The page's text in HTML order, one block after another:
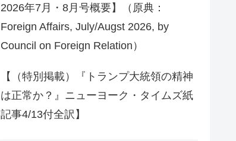
2026年7月・8月号概要】（原典：
Foreign Affairs, July/Augst 2026, by
Council on Foreign Relation）
【（特別掲載）『トランプ大統領の精神
は正常か？』ニューヨーク・タイムズ紙
記事4/13付全訳】